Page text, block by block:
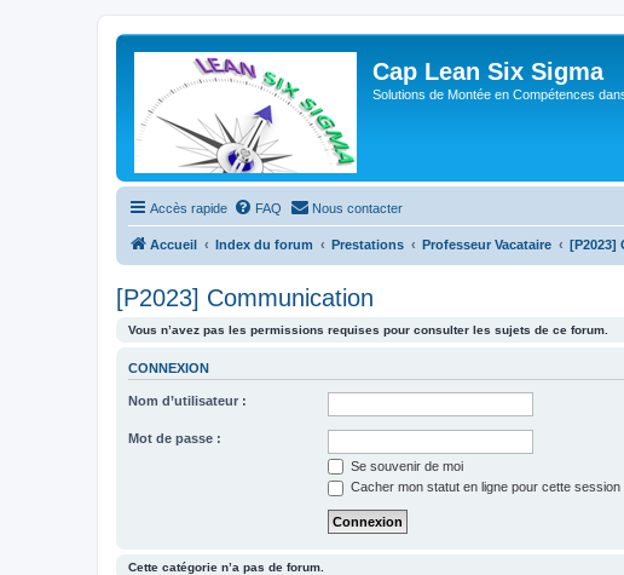
Cap Lean Six Sigma
Solutions de Montée en Compétences
Accès rapide FAQ Nous contacter
Accueil Index du forum Prestations Professeur Vacataire [P2023]
[P2023] Communication
Vous n’avez pas les permissions requises pour consulter les sujets de ce forum.
CONNEXION
Nom d’utilisateur :
Mot de passe :
Se souvenir de moi
Cacher mon statut en ligne pour cette session
Cette catégorie n’a pas de forum.